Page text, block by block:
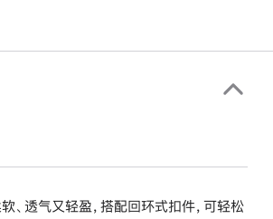
中
、透气又轻盈，搭配回环式扣件，可轻松